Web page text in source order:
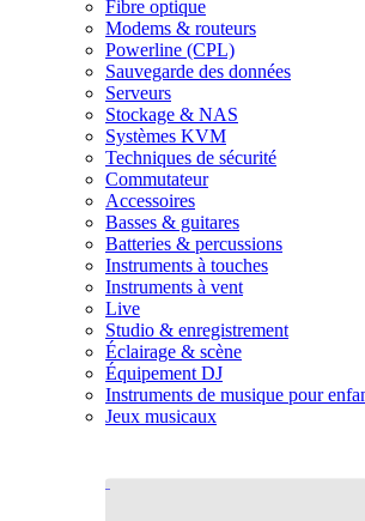
Fibre optique
Modems & routeurs
Powerline (CPL)
Sauvegarde des données
Serveurs
Stockage & NAS
Systèmes KVM
Techniques de sécurité
Commutateur
Accessoires
Basses & guitares
Batteries & percussions
Instruments à touches
Instruments à vent
Live
Studio & enregistrement
Éclairage & scène
Équipement DJ
Instruments de musique pour
Jeux musicaux